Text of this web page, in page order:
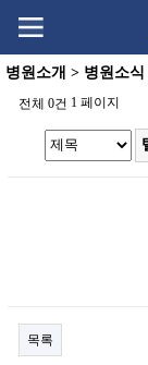
content
menu
병원소개 > 병원소
전체 0건 1 페이지
목록